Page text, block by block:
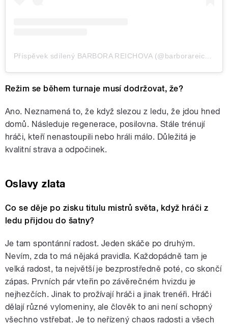
Režim se během turnaje musí dodržovat, že?
Ano. Neznamená to, že když slezou z ledu, že jdou hned
domů. Následuje regenerace, posilovna. Stále trénují
hráči, kteří nenastoupili nebo hráli málo. Důležitá je
kvalitní strava a odpočinek.
Oslavy zlata
Co se děje po zisku titulu mistrů světa, když hráči z
ledu přijdou do šatny?
Je tam spontánní radost. Jeden skáče po druhým.
Nevím, zda to má nějaká pravidla. Každopádně tam je
velká radost, ta největší je bezprostředně poté, co skončí
zápas. Prvních pár vteřin po závěrečném hvizdu je
nejhezčích. Jinak to prožívají hráči a jinak trenéři. Hráči
dělají různé vylomeniny, ale člověk to ani není schopný
všechno vstřebat. Je to neřízený chaos radosti a všech